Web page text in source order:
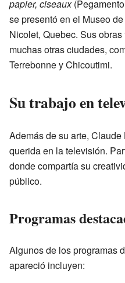
papier, ciseaux
se presentó en el Museo
Nicolet, Quebec. Sus
muchas otras ciudades,
Terrebonne y Chicoutimi.
Su trabajo en
Además de su arte,
querida en la televisión.
donde compartía su
público.
Programas
Algunos de los programas
apareció incluyen: